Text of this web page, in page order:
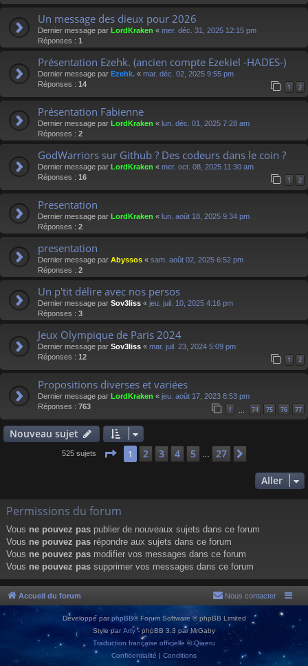
Un message des dieux pour 2026
Dernier message par LordKraken « mer. déc. 31, 2025 12:15 pm
Réponses : 1
Présentation Ezehk. (ancien compte Ezekiel -HADES-)
Dernier message par Ezehk. « mar. déc. 02, 2025 9:55 pm
Réponses : 14 1 2
Présentation Fabienne
Dernier message par LordKraken « lun. déc. 01, 2025 7:28 am
Réponses : 2
GodWarriors sur Github ? Des codeurs dans le coin ?
Dernier message par LordKraken « mer. oct. 08, 2025 11:30 am
Réponses : 16 1 2
Presentation
Dernier message par LordKraken « lun. août 18, 2025 9:34 pm
Réponses : 2
presentation
Dernier message par Abyssos « sam. août 02, 2025 6:52 pm
Réponses : 2
Un p'tit délire avec nos persos
Dernier message par Sov3liss « jeu. juil. 10, 2025 4:16 pm
Réponses : 3
Jeux Olympique de Paris 2024
Dernier message par Sov3liss « mar. juil. 23, 2024 5:09 pm
Réponses : 12 1 2
Propositions diverses et variées
Dernier message par LordKraken « jeu. août 17, 2023 8:53 pm
Réponses : 763 1 … 74 75 76 77
Nouveau sujet
525 sujets Page 1sur 27
1 2 3 4 5 27
Aller
Permissions du forum
Vous ne pouvez pas publier de nouveaux sujets dans ce forum
Vous ne pouvez pas répondre aux sujets dans ce forum
Vous ne pouvez pas modifier vos messages dans ce forum
Vous ne pouvez pas supprimer vos messages dans ce forum
Accueil du forum Nous contacter
Développé par phpBB® Forum Software © phpBB Limited
Style par Arty- phpBB 3.3 par MrGaby
Traduction française officielle ©Qiaeru
Confidentialité | Conditions